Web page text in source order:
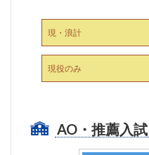
現・浪計
現役のみ
AO・推薦入試